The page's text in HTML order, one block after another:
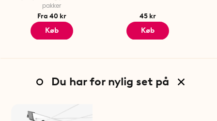
pakker
Fra 40 kr
Køb
45 kr
Køb
Du har for nylig set på